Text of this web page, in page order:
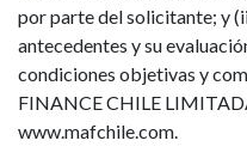
por parte del solicitante; y
antecedentes y su
condiciones objetivas y
FINANCE CHILE
www.mafchile.com.